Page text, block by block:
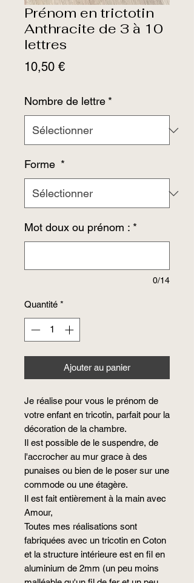
Prénom en trictotin
Anthracite de 3 à 10
lettres
10,50 €Prix
Nombre de lettre *
Forme *
Mot doux ou prénom : *
0/14
Quantité *
Ajouter au panier
Je réalise pour vous le prénom de
votre enfant en tricotin, parfait pour la
décoration de la chambre.
Il est possible de le suspendre, de
l'accrocher au mur grace à des
punaises ou bien de le poser sur une
commode ou une étagère.
Il est fait entièrement à la main avec
Amour,
Toutes mes réalisations sont
fabriquées avec un tricotin en Coton
et la structure intérieure est en fil en
aluminium de 2mm (un peu moins